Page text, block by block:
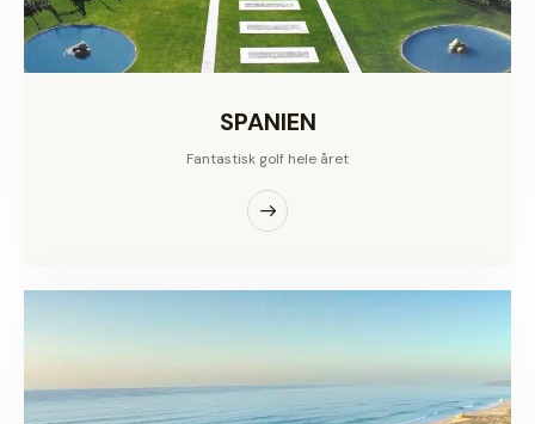
SPANIEN
Fantastisk golf hele året